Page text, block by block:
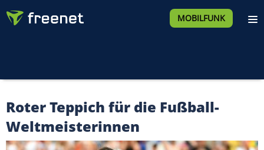
MOBILFUNK
Roter Teppich für die Fußball-
Weltmeisterinnen